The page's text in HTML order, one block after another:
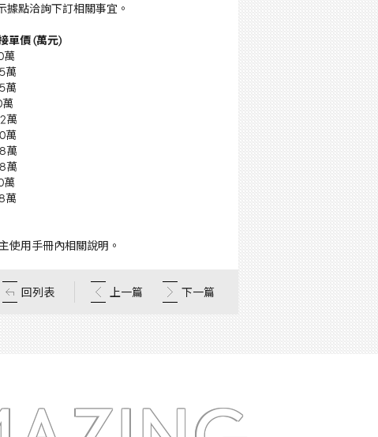
據點洽詢下訂相關事宜。
單價 (萬元)
萬
萬
萬
萬
萬
萬
萬
萬
萬
萬
使用手冊內相關說明。
回列表 上一篇 下一篇